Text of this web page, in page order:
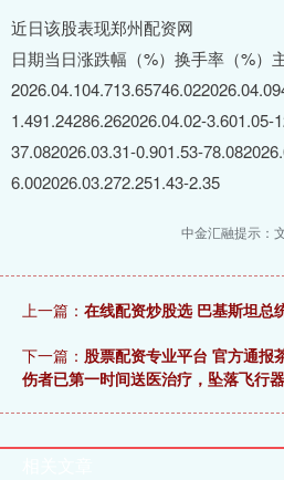
近日该股表现郑州配资网
日期当日涨跌幅（%）换手率（%）
1.491.24286.262026.04.02-3.601.05-
37.082026.03.31-0.901.53-
6.002026.03.272.251.43-2.35
中金汇融提示：
上一篇： 在线配资炒股选 巴基斯坦总
下一篇： 股票配资专业平台 官方通报
伤者已第一时间送医治疗，坠落飞行